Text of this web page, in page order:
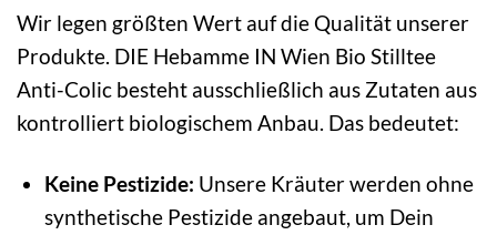
Wir legen größten Wert auf die Qualität unserer
Produkte. DIE Hebamme IN Wien Bio Stilltee
Anti-Colic besteht ausschließlich aus Zutaten aus
kontrolliert biologischem Anbau. Das bedeutet:
Keine Pestizide: Unsere Kräuter werden ohne
synthetische Pestizide angebaut, um Dein